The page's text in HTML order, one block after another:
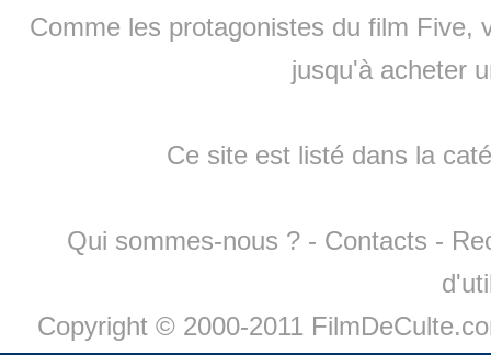
Comme les protagonistes du film Five,
jusqu'à acheter
Ce site est listé dans la
Qui sommes-nous ? - Contacts -
Copyright © 2000-2011